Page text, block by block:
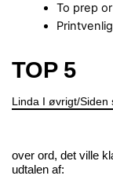
To prep
Close
Menu
TOP 5
Linda I øvrigt/Siden
over ord, det ville
udtalen af: